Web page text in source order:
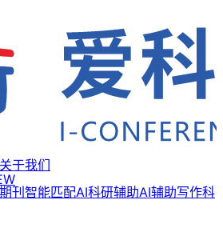
关于我们
期刊智能匹配AI科研辅助AI辅助写作科